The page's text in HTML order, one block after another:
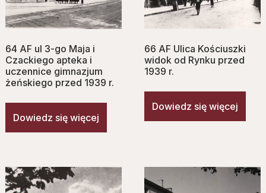
64 AF ul 3-go Maja i
Czackiego apteka i
uczennice gimnazjum
żeńskiego przed 1939 r.
Dowiedz się więcej
66 AF Ulica Kościuszki
widok od Rynku przed
1939 r.
Dowiedz się więcej